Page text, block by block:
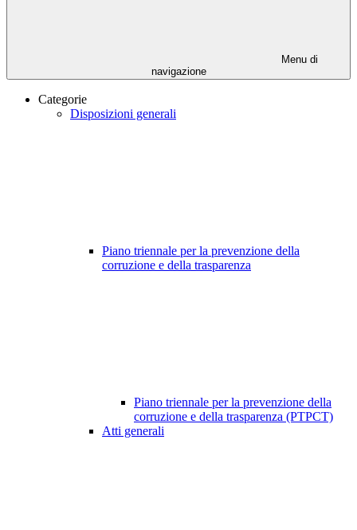
Menu di
navigazione
Categorie
Disposizioni generali
Piano triennale per la prevenzione della
corruzione e della trasparenza
Piano triennale per la prevenzione della
corruzione e della trasparenza (PTPCT)
Atti generali